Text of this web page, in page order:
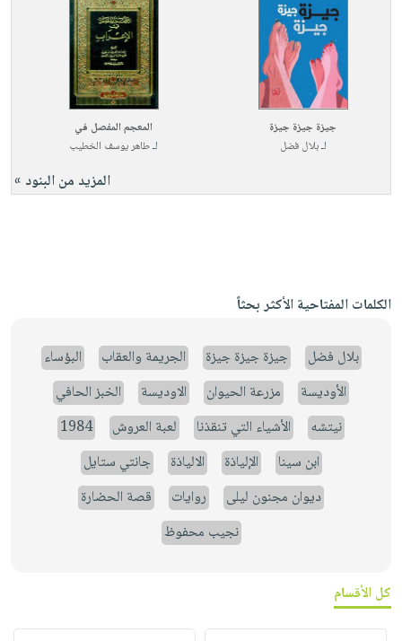
جيزة جيزة جيزة
لـبلال فضل
المعجم المفصل في
لـطاهر يوسف الخطيب
المزيد من البنود »
الكلمات المفتاحية الأكثر بحثاً
بلال فضل جيزة جيزة جيزة الجريمة والعقاب
البؤساء
الأوديسة
مزرعة الحيوان الاوديسة
الخبز الحافي
نيتشه
الأشياء التي تنقذنا لعبة العروش
1984
ابن سينا
الإلياذة الالياذة
جانتي ستايل
ديوان مجنون ليلى
روايات
قصة الحضارة
نجيب محفوظ
كل الأقسام